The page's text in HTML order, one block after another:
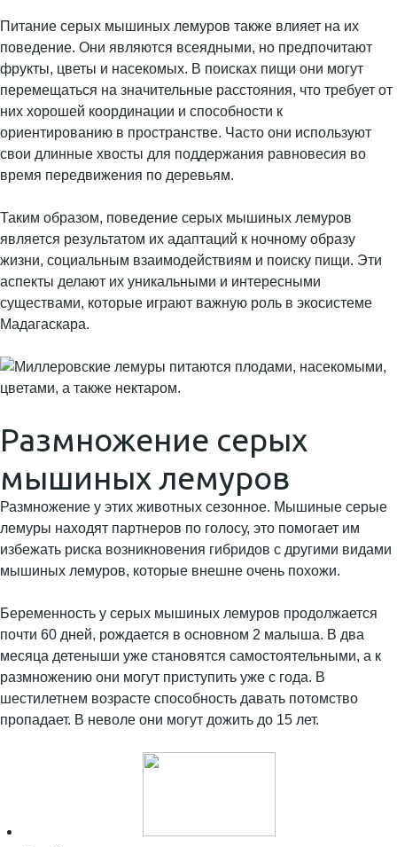
Питание серых мышиных лемуров также влияет на их
поведение. Они являются всеядными, но предпочитают
фрукты, цветы и насекомых. В поисках пищи они могут
перемещаться на значительные расстояния, что требует от
них хорошей координации и способности к
ориентированию в пространстве. Часто они используют
свои длинные хвосты для поддержания равновесия во
время передвижения по деревьям.
Таким образом, поведение серых мышиных лемуров
является результатом их адаптаций к ночному образу
жизни, социальным взаимодействиям и поиску пищи. Эти
аспекты делают их уникальными и интересными
существами, которые играют важную роль в экосистеме
Мадагаскара.
Размножение серых
мышиных лемуров
Размножение у этих животных сезонное. Мышиные серые
лемуры находят партнеров по голосу, это помогает им
избежать риска возникновения гибридов с другими видами
мышиных лемуров, которые внешне очень похожи.
Беременность у серых мышиных лемуров продолжается
почти 60 дней, рождается в основном 2 малыша. В два
месяца детеныши уже становятся самостоятельными, а к
размножению они могут приступить уже с года. В
шестилетнем возрасте способность давать потомство
пропадает. В неволе они могут дожить до 15 лет.